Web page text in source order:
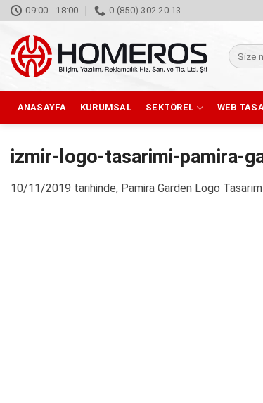
İçeriğe
atla
09:00 - 18:00 0 (850) 302 20 13
Ara:
ANASAYFA KURUMSAL SEKTÖREL WEB
izmir-logo-tasarimi-pamira-
10/11/2019 tarihinde, Pamira Garden Logo